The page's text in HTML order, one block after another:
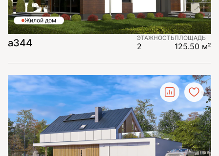
Жилой дом
а344 ЭТАЖНОСТЬ
2
ПЛОЩАДЬ
125.50 м²